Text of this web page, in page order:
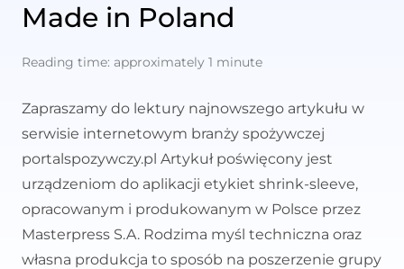
Made in Poland
Reading time: approximately 1 minute
Zapraszamy do lektury najnowszego artykułu w
serwisie internetowym branży spożywczej
portalspozywczy.pl Artykuł poświęcony jest
urządzeniom do aplikacji etykiet shrink-sleeve,
opracowanym i produkowanym w Polsce przez
Masterpress S.A. Rodzima myśl techniczna oraz
własna produkcja to sposób na poszerzenie grupy